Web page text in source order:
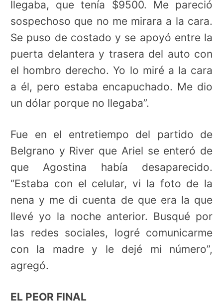
llegaba, que tenía $9500. Me pareció
sospechoso que no me mirara a la cara.
Se puso de costado y se apoyó entre la
puerta delantera y trasera del auto con
el hombro derecho. Yo lo miré a la cara
a él, pero estaba encapuchado. Me dio
un dólar porque no llegaba”.
Fue en el entretiempo del partido de
Belgrano y River que Ariel se enteró de
que Agostina había desaparecido.
“Estaba con el celular, vi la foto de la
nena y me di cuenta de que era la que
llevé yo la noche anterior. Busqué por
las redes sociales, logré comunicarme
con la madre y le dejé mi número”,
agregó.
EL PEOR FINAL